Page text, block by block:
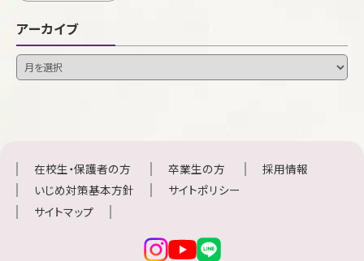
アーカイブ
在校生・保護者の方 卒業生の方
採用情報
いじめ対策基本方針
サイトポリシー
サイトマップ